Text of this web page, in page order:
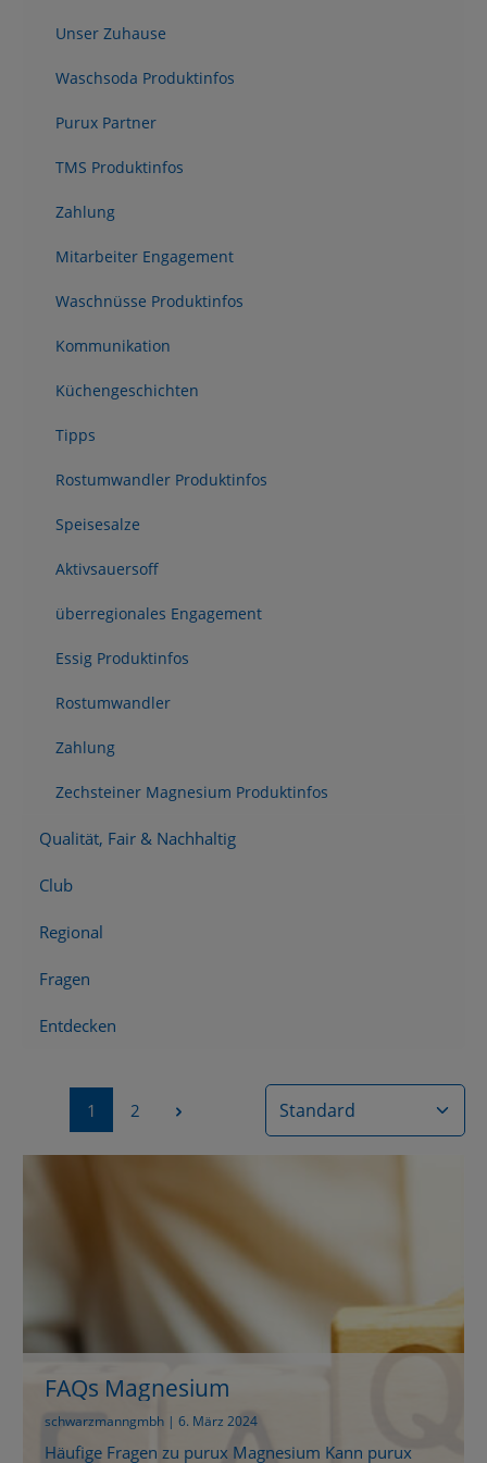
Unser Zuhause
Waschsoda Produktinfos
Purux Partner
TMS Produktinfos
Zahlung
Mitarbeiter Engagement
Waschnüsse Produktinfos
Kommunikation
Küchengeschichten
Tipps
Rostumwandler Produktinfos
Speisesalze
Aktivsauersoff
überregionales Engagement
Essig Produktinfos
Rostumwandler
Zahlung
Zechsteiner Magnesium Produktinfos
Qualität, Fair & Nachhaltig
Club
Regional
Fragen
Entdecken
Seite
1 Seite
2
FAQs Magnesium
schwarzmanngmbh | 6. März 2024
Häufige Fragen zu purux Magnesium Kann purux